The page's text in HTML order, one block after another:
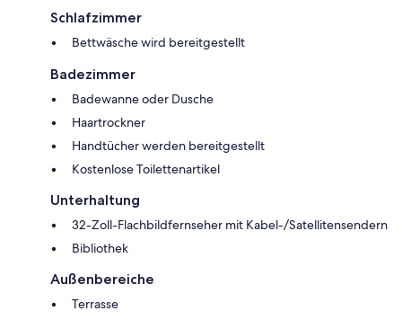
Schlafzimmer
Bettwäsche wird bereitgestellt
Badezimmer
Badewanne oder Dusche
Haartrockner
Handtücher werden bereitgestellt
Kostenlose Toilettenartikel
Unterhaltung
32-Zoll-Flachbildfernseher mit Kabel-/Satellitensendern
Bibliothek
Außenbereiche
Terrasse